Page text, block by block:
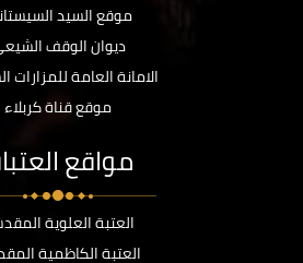
موقع السيد
ديوان الوقف
الامانة العامة للمزارات
موقع قناة كربلاء
مواقع
العتبة العلوية
العتبة الكاظمية